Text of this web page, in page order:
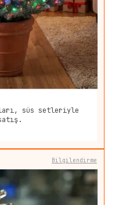
süs setleriyle
Bilgilendirme